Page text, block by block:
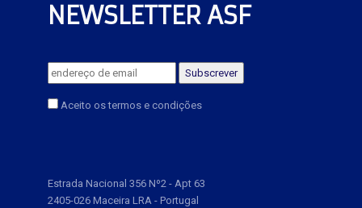
NEWSLETTER ASF
Aceito os termos e condições
Estrada Nacional 356 Nº2 - Apt 63
2405-026 Maceira LRA - Portugal